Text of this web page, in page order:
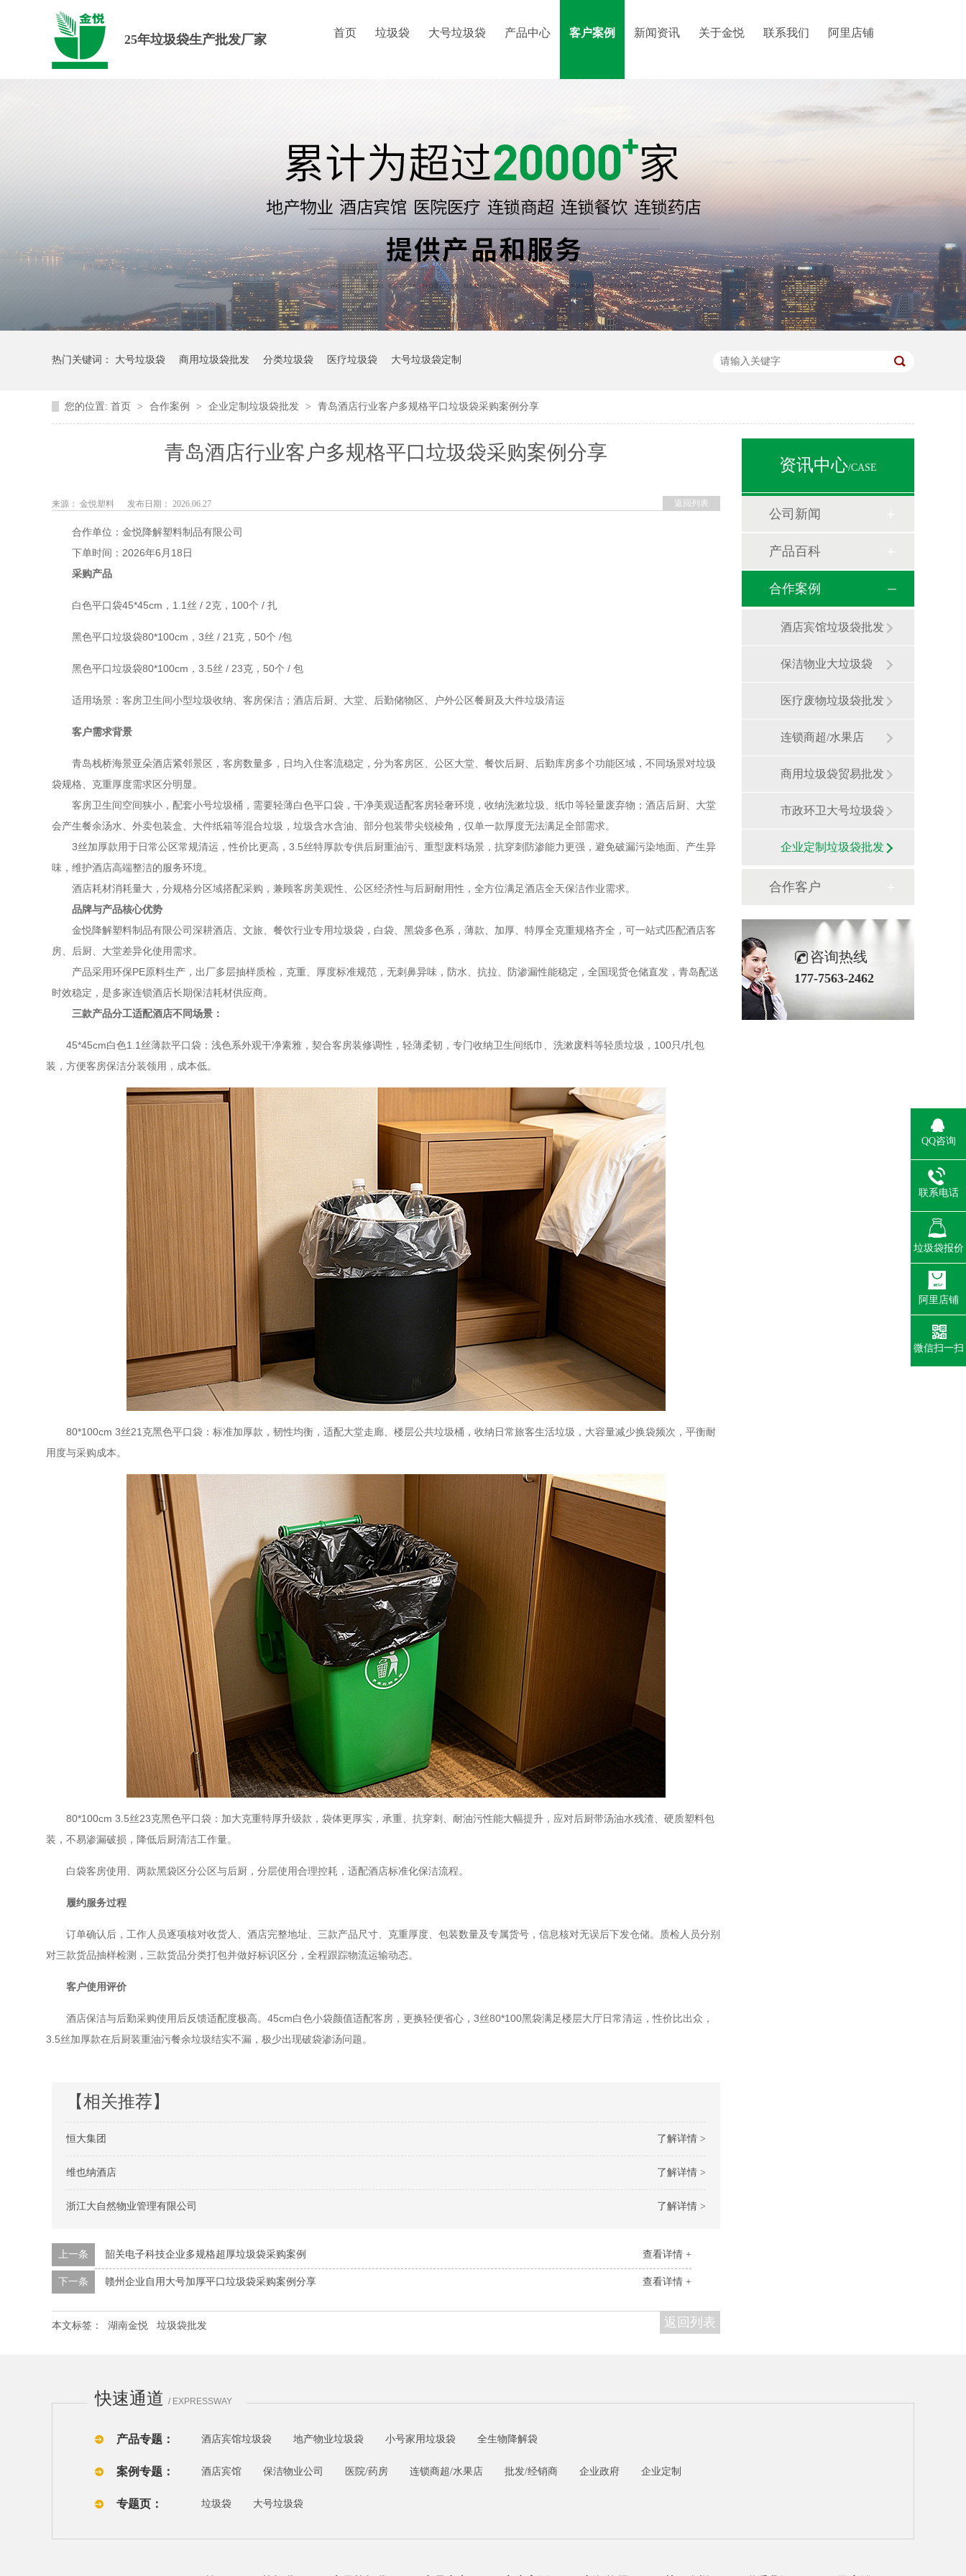
25年垃圾袋生产批发厂家 首页 垃圾袋 大号垃圾袋 产品中心 客户案例 新闻资讯 关于金悦 联系我们 阿里店铺
热门关键词： 大号垃圾袋 商用垃圾袋批发 分类垃圾袋 医疗垃圾袋 大号垃圾袋定制
您的位置: 首页 > 合作案例 > 企业定制垃圾袋批发 > 青岛酒店行业客户多规格平口垃圾袋采购案例分享
青岛酒店行业客户多规格平口垃圾袋采购案例分享
返回列表
来源： 金悦塑料 发布日期： 2026.06.27
合作单位 ：金悦降解塑料制品有限公司
下单时间 ： 2026年6月18日
采购产品
白色平口袋45*45cm，1.1丝 / 2克，100个 / 扎
黑色平口垃圾袋80*100cm，3丝 / 21克，50个 /包
黑色平口垃圾袋80*100cm，3.5丝 / 23克，50个 / 包
适用场景：客房卫生间小型垃圾收纳、客房保洁；酒店后厨、大堂、后勤储物区、户外公区餐厨及大件垃圾清运
客户需求背景
青岛栈桥海景亚朵酒店紧邻景区，客房数量多，日均入住客流稳定，分为客房区、公区大堂、餐饮后厨、后勤库房多个功能区域，不同场景对垃圾
袋规格、克重厚度需求区分明显。
客房卫生间空间狭小，配套小号垃圾桶，需要轻薄白色平口袋，干净美观适配客房轻奢环境，收纳洗漱垃圾、纸巾等轻量废弃物；酒店后厨、大堂
会产生餐余汤水、外卖包装盒、大件纸箱等混合垃圾，垃圾含水含油、部分包装带尖锐棱角，仅单一款厚度无法满足全部需求。
3丝加厚款用于日常公区常规清运，性价比更高，3.5丝特厚款专供后厨重油污、重型废料场景，抗穿刺防渗能力更强，避免破漏污染地面、产生异
味，维护酒店高端整洁的服务环境。
酒店耗材消耗量大，分规格分区域搭配采购，兼顾客房美观性、公区经济性与后厨耐用性，全方位满足酒店全天保洁作业需求。
品牌与产品核心优势
金悦降解塑料制品有限公司深耕酒店、文旅、餐饮行业专用垃圾袋，白袋、黑袋多色系，薄款、加厚、特厚全克重规格齐全，可一站式匹配酒店客
房、后厨、大堂差异化使用需求。
产品采用环保PE原料生产，出厂多层抽样质检，克重、厚度标准规范，无刺鼻异味，防水、抗拉、防渗漏性能稳定，全国现货仓储直发，青岛配送
时效稳定，是多家连锁酒店长期保洁耗材供应商。
三款产品分工适配酒店不同场景：
45*45cm白色1.1丝薄款平口袋：浅色系外观干净素雅，契合客房装修调性，轻薄柔韧，专门收纳卫生间纸巾、洗漱废料等轻质垃圾，100只/扎包
装，方便客房保洁分装领用，成本低。
80*100cm 3丝21克黑色平口袋：标准加厚款，韧性均衡，适配大堂走廊、楼层公共垃圾桶，收纳日常旅客生活垃圾，大容量减少换袋频次，平衡耐
用度与采购成本。
80*100cm 3.5丝23克黑色平口袋：加大克重特厚升级款，袋体更厚实，承重、抗穿刺、耐油污性能大幅提升，应对后厨带汤油水残渣、硬质塑料包
装，不易渗漏破损，降低后厨清洁工作量。
白袋客房使用、两款黑袋区分公区与后厨，分层使用合理控耗，适配酒店标准化保洁流程。
履约服务过程
订单确认后，工作人员逐项核对收货人、酒店完整地址、三款产品尺寸、克重厚度、包装数量及专属货号，信息核对无误后下发仓储。质检人员分别
对三款货品抽样检测，三款货品分类打包并做好标识区分，全程跟踪物流运输动态。
客户使用评价
酒店保洁与后勤采购使用后反馈适配度极高。 45cm白色小袋颜值适配客房，更换轻便省心，3丝80*100黑袋满足楼层大厅日常清运，性价比出众，
3.5丝加厚款在后厨装重油污餐余垃圾结实不漏，极少出现破袋渗汤问题。
【相关推荐】
了解详情 >
恒大集团
了解详情 >
维也纳酒店
了解详情 >
浙江大自然物业管理有限公司
查看详情 +
上一条 韶关电子科技企业多规格超厚垃圾袋采购案例
查看详情 +
下一条 赣州企业自用大号加厚平口垃圾袋采购案例分享
返回列表
本文标签： 湖南金悦 垃圾袋批发
资讯中心/CASE
公司新闻
产品百科
合作案例
酒店宾馆垃圾袋批发
保洁物业大垃圾袋
医疗废物垃圾袋批发
连锁商超/水果店
商用垃圾袋贸易批发
市政环卫大号垃圾袋
企业定制垃圾袋批发
合作客户
咨询热线
177-7563-2462
快速通道 / EXPRESSWAY
产品专题： 酒店宾馆垃圾袋 地产物业垃圾袋 小号家用垃圾袋 全生物降解袋
案例专题： 酒店宾馆 保洁物业公司 医院/药房 连锁商超/水果店 批发/经销商 企业政府 企业定制
专题页： 垃圾袋 大号垃圾袋
QQ咨询
联系电话
垃圾袋报价
免费报价
阿里店铺
免费报价
微信扫一扫